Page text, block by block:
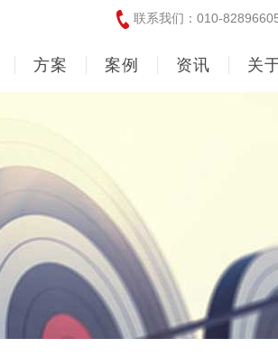
联系我们：010-
方案 案例 资讯 关